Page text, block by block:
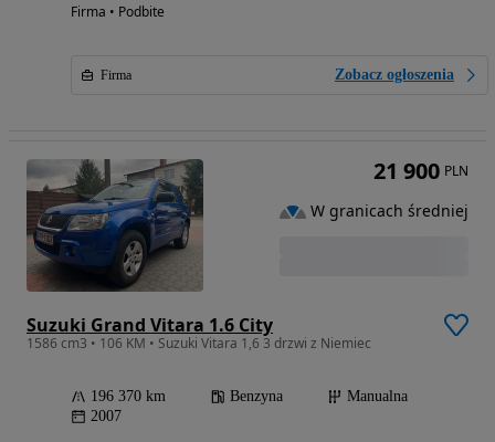
Firma • Podbite
Firma Zobacz ogłoszenia
Suzuki Grand Vitara 1.6 City
1586 cm3 • 106 KM • Suzuki Vitara 1,6 3 drzwi z Niemiec
196 370 km Benzyna
Manualna
2007
21 900 PLN
W granicach średniej